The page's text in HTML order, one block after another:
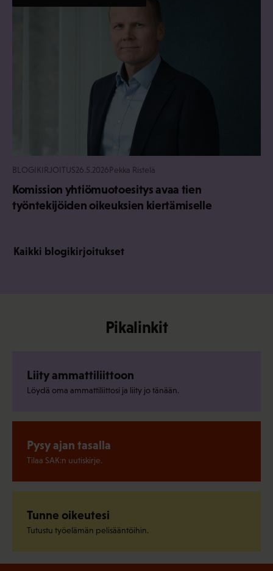
BLOGIKIRJOITUS26.5.2026Pekka Ristelä
Komission yhtiömuotoesitys avaa tien
työntekijöiden oikeuksien kiertämiselle
Kaikki blogikirjoitukset
Pikalinkit
Liity ammattiliittoon
Löydä oma ammattiliittosi ja liity jo tänään.
Pysy ajan tasalla
Tilaa SAK:n uutiskirje.
Tunne oikeutesi
Tutustu työelämän pelisääntöihin.